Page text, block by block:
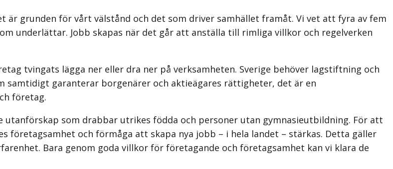
är grunden för vårt välstånd och det som driver samhället framåt. Vi vet att fyra av fem
underlättar. Jobb skapas när det går att anställa till rimliga villkor och regelverken
tvingats lägga ner eller dra ner på verksamheten. Sverige behöver lagstiftning och
samtidigt garanterar borgenärer och aktieägares rättigheter, det är en
företag.
utanförskap som drabbar utrikes födda och personer utan gymnasieutbildning. För att
företagsamhet och förmåga att skapa nya jobb – i hela landet – stärkas. Detta gäller
Bara genom goda villkor för företagande och företagsamhet kan vi klara de